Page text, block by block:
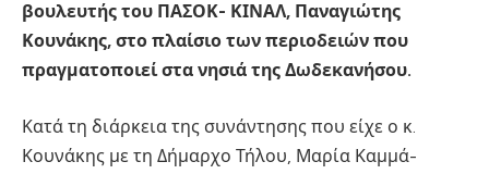
βουλευτής του ΠΑΣΟΚ- ΚΙΝΑΛ, Παναγιώτης
Κουνάκης, στο πλαίσιο των περιοδειών που
πραγματοποιεί στα νησιά της Δωδεκανήσου.
Κατά τη διάρκεια της συνάντησης που είχε ο κ.
Κουνάκης με τη Δήμαρχο Τήλου, Μαρία Καμμά-